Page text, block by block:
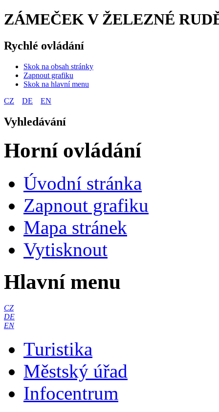
ZÁMEČEK V ŽELEZNÉ
Rychlé ovládání
Skok na obsah stránky
Zapnout grafiku
Skok na hlavní menu
CZ
DE EN
Vyhledávání
Horní ovládání
Úvodní stránka
Zapnout grafiku
Mapa stránek
Vytisknout
Hlavní menu
CZ
DE
EN
Turistika
Městský úřad
Infocentrum